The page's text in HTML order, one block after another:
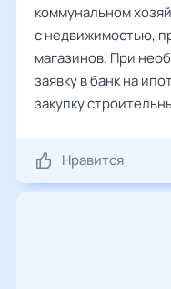
коммунальном
с недвижимостью,
магазинов. При
заявку в банк на
закупку
Нравится